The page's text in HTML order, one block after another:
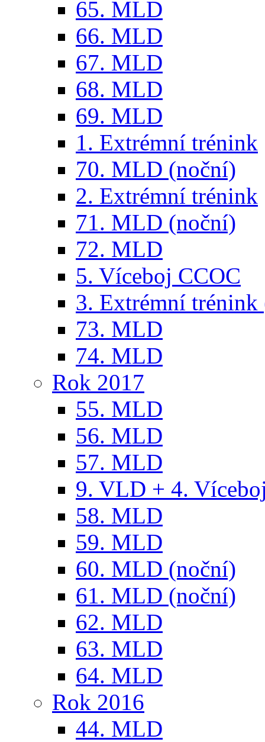
65. MLD
66. MLD
67. MLD
68. MLD
69. MLD
1. Extrémní trénink
70. MLD (noční)
2. Extrémní trénink
71. MLD (noční)
72. MLD
5. Víceboj CCOC
3. Extrémní trénink
73. MLD
74. MLD
Rok 2017
55. MLD
56. MLD
57. MLD
9. VLD + 4.
58. MLD
59. MLD
60. MLD (noční)
61. MLD (noční)
62. MLD
63. MLD
64. MLD
Rok 2016
44. MLD